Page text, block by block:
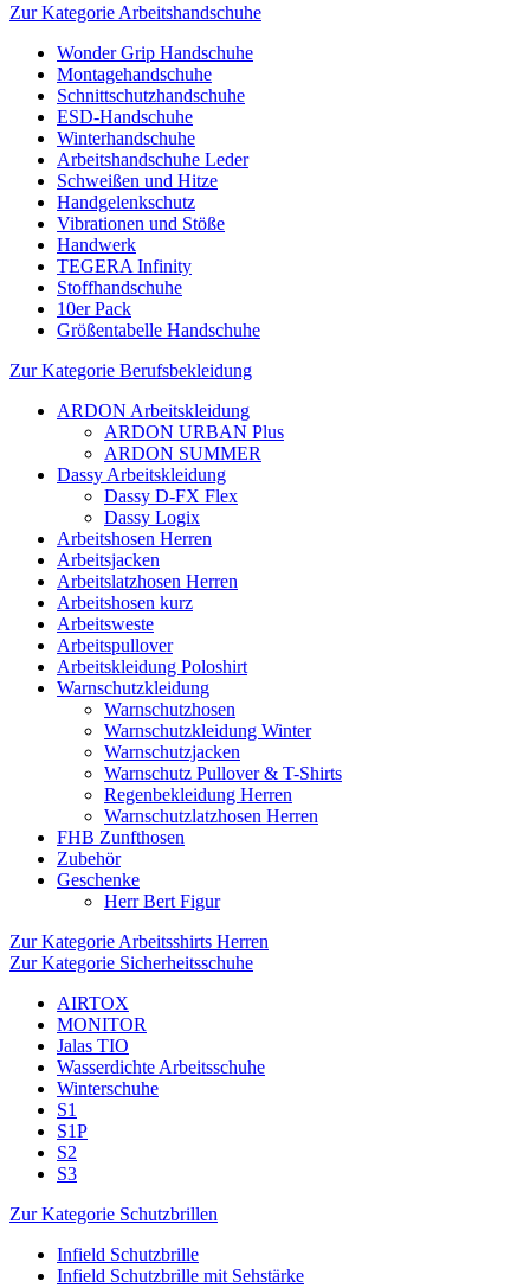
Zur Kategorie Arbeitshandschuhe
Wonder Grip Handschuhe
Montagehandschuhe
Schnittschutzhandschuhe
ESD-Handschuhe
Winterhandschuhe
Arbeitshandschuhe Leder
Schweißen und Hitze
Handgelenkschutz
Vibrationen und Stöße
Handwerk
TEGERA Infinity
Stoffhandschuhe
10er Pack
Größentabelle Handschuhe
Zur Kategorie Berufsbekleidung
ARDON Arbeitskleidung
ARDON URBAN Plus
ARDON SUMMER
Dassy Arbeitskleidung
Dassy D-FX Flex
Dassy Logix
Arbeitshosen Herren
Arbeitsjacken
Arbeitslatzhosen Herren
Arbeitshosen kurz
Arbeitsweste
Arbeitspullover
Arbeitskleidung Poloshirt
Warnschutzkleidung
Warnschutzhosen
Warnschutzkleidung Winter
Warnschutzjacken
Warnschutz Pullover & T-Shirts
Regenbekleidung Herren
Warnschutzlatzhosen Herren
FHB Zunfthosen
Zubehör
Geschenke
Herr Bert Figur
Zur Kategorie Arbeitsshirts Herren
Zur Kategorie Sicherheitsschuhe
AIRTOX
MONITOR
Jalas TIO
Wasserdichte Arbeitsschuhe
Winterschuhe
S1
S1P
S2
S3
Zur Kategorie Schutzbrillen
Infield Schutzbrille
Infield Schutzbrille mit Sehstärke